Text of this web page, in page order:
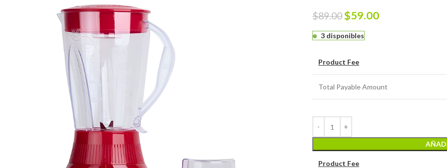
$89.00$59.00
3 disponibles
Product Fee
Total Payable Amount
Product Fee